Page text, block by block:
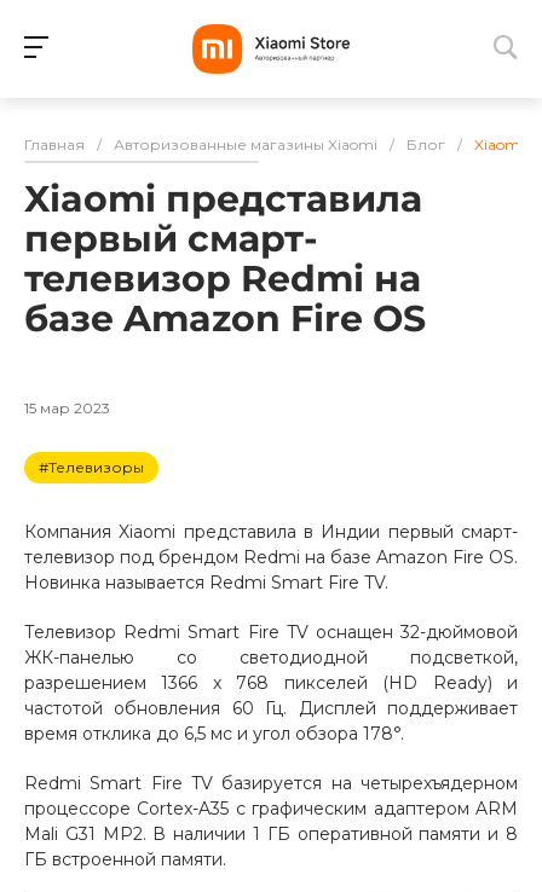
Разбейте
оплатуна части
без переплат
25%
Добавляйте товары
Оплачивайте сегодня только
25 % картой любого банка
Получайте товар
выбранный способом
Главная / Авторизованные магазины Xiaomi / Блог / Xiaomi
Xiaomi представила
первый смарт-
телевизор Redmi на
базе Amazon Fire OS
15 мар 2023
#Телевизоры
Компания Xiaomi представила в Индии первый смарт-
телевизор под брендом Redmi на базе Amazon Fire OS.
Новинка называется Redmi Smart Fire TV.
Телевизор Redmi Smart Fire TV оснащен 32-дюймовой
ЖК-панелью со светодиодной подсветкой,
разрешением 1366 x 768 пикселей (HD Ready) и
частотой обновления 60 Гц. Дисплей поддерживает
время отклика до 6,5 мс и угол обзора 178°.
Redmi Smart Fire TV базируется на четырехъядерном
процессоре Cortex-A35 с графическим адаптером ARM
Mali G31 MP2. В наличии 1 ГБ оперативной памяти и 8
ГБ встроенной памяти.